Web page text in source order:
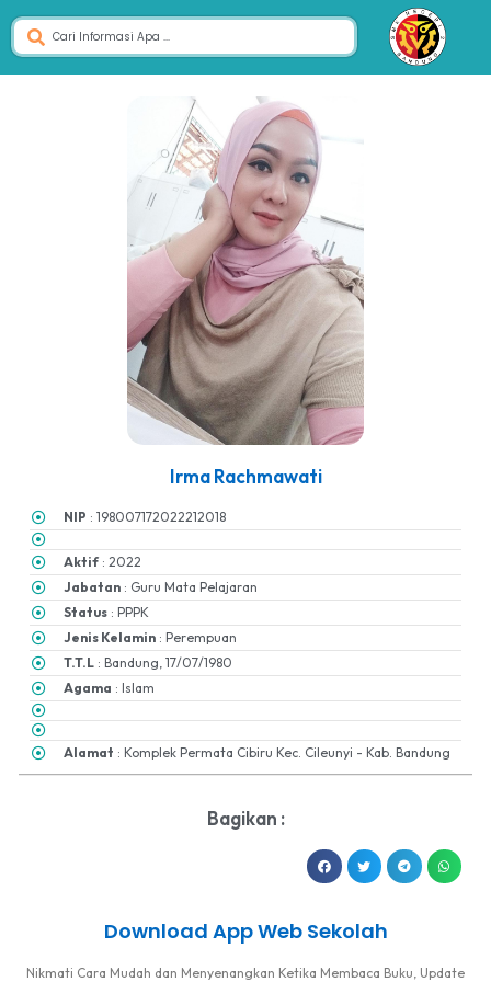
Irma Rachmawati
NIP : 198007172022212018
Aktif : 2022
Jabatan : Guru Mata Pelajaran
Status : PPPK
Jenis Kelamin : Perempuan
T.T.L : Bandung, 17/07/1980
Agama : Islam
Alamat : Komplek Permata Cibiru Kec. Cileunyi - Kab. Bandung
Bagikan :
Download App Web Sekolah
Nikmati Cara Mudah dan Menyenangkan Ketika Membaca Buku, Update